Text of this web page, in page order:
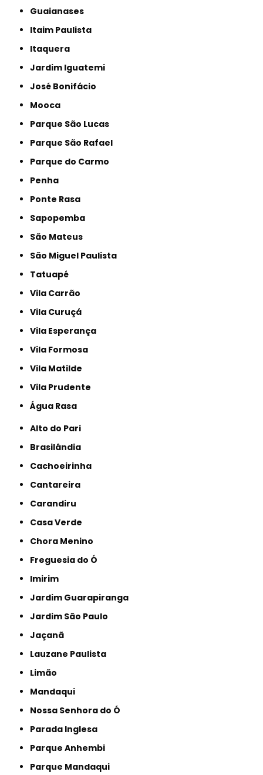
Guaianases
Itaim Paulista
Itaquera
Jardim Iguatemi
José Bonifácio
Mooca
Parque São Lucas
Parque São Rafael
Parque do Carmo
Penha
Ponte Rasa
Sapopemba
São Mateus
São Miguel Paulista
Tatuapé
Vila Carrão
Vila Curuçá
Vila Esperança
Vila Formosa
Vila Matilde
Vila Prudente
Água Rasa
Alto do Pari
Brasilândia
Cachoeirinha
Cantareira
Carandiru
Casa Verde
Chora Menino
Freguesia do Ó
Imirim
Jardim Guarapiranga
Jardim São Paulo
Jaçanã
Lauzane Paulista
Limão
Mandaqui
Nossa Senhora do Ó
Parada Inglesa
Parque Anhembi
Parque Mandaqui